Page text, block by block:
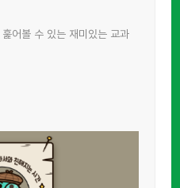
훑어볼 수 있는 재미있는 교과